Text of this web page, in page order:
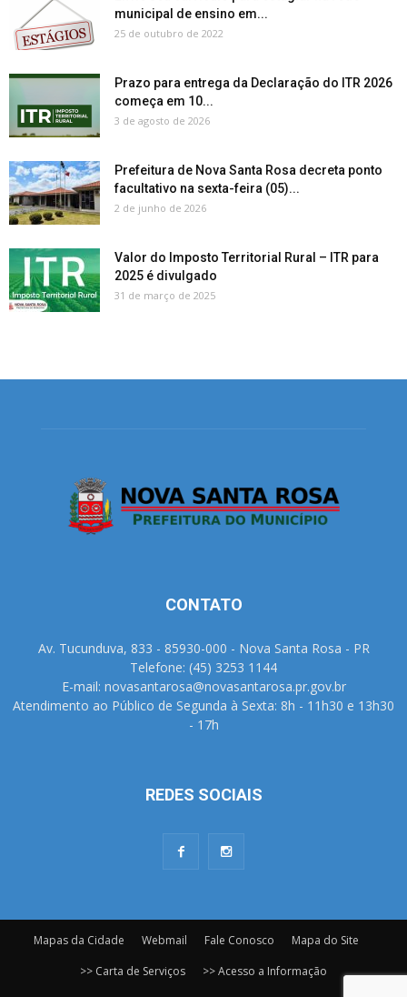
municipal de ensino em...
25 de outubro de 2022
Prazo para entrega da Declaração do ITR 2026
começa em 10...
3 de agosto de 2026
Prefeitura de Nova Santa Rosa decreta ponto
facultativo na sexta-feira (05)...
2 de junho de 2026
Valor do Imposto Territorial Rural – ITR para
2025 é divulgado
31 de março de 2025
CONTATO
Av. Tucunduva, 833 - 85930-000 - Nova Santa Rosa - PR
Telefone: (45) 3253 1144
E-mail: novasantarosa@novasantarosa.pr.gov.br
Atendimento ao Público de Segunda à Sexta: 8h - 11h30 e 13h30
- 17h
REDES SOCIAIS
Mapas da Cidade Webmail Fale Conosco
Mapa do Site
>> Carta de Serviços
>> Acesso a Informação